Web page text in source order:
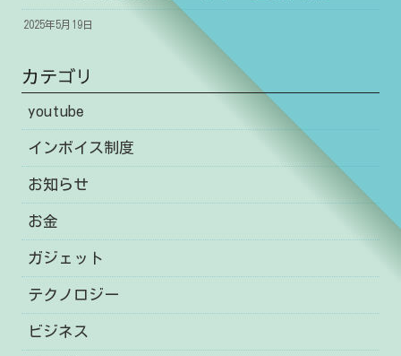
2025年5月19日
カテゴリ
youtube
インボイス制度
お知らせ
お金
ガジェット
テクノロジー
ビジネス